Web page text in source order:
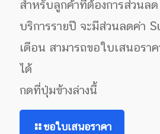
สำหรับลูกค้าที่ต้องการส่วนลด
บริการรายปี จะมีส่วนลดค่า
เดือน สามารถขอใบเสนอรา
ได้
กดที่ปุ่มข้างล่างนี้
ขอใบเสนอราคา